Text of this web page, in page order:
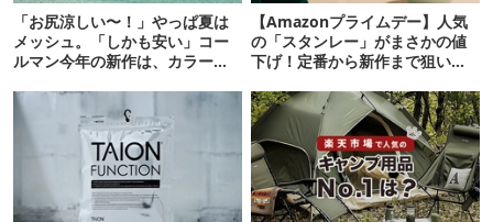
「お尻涼しい〜！」やっぱ夏は
メッシュ。「しかも安い」コー
ルマン今年の新作は、カラーも
【Amazonプライムデー】人気
の「スタンレー」がまさかの値
下げ！定番から新作まで狙い目